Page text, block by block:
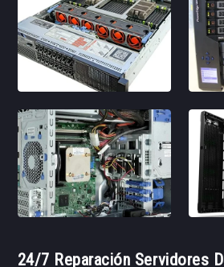
24/7 Reparación Servidores